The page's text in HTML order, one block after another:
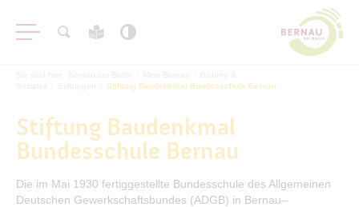
Stiftung Baudenkmal Bundesschule Bernau
Stiftung Baudenkmal
Bundesschule Bernau
Die im Mai 1930 fertiggestellte Bundesschule des Allgemeinen
Deutschen Gewerkschaftsbundes (ADGB) in Bernau–